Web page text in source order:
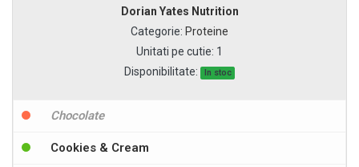
Dorian Yates Nutrition
Categorie: Proteine
Unitati pe cutie: 1
Disponibilitate:
In stoc
Chocolate
Cookies & Cream